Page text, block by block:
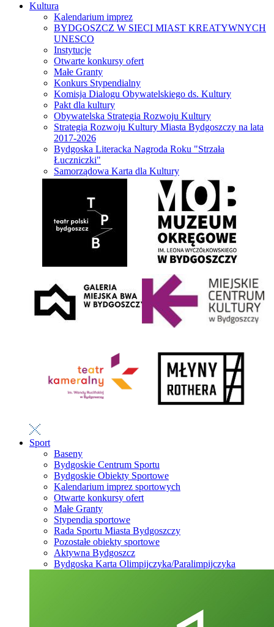
Kultura
Kalendarium imprez
BYDGOSZCZ W SIECI MIAST KREATYWNYCH
UNESCO
Instytucje
Otwarte konkursy ofert
Małe Granty
Konkurs Stypendialny
Komisja Dialogu Obywatelskiego ds. Kultury
Pakt dla kultury
Obywatelska Strategia Rozwoju Kultury
Strategia Rozwoju Kultury Miasta Bydgoszczy na lata
2017-2026
Bydgoska Literacka Nagroda Roku "Strzała
Łuczniczki"
Samorządowa Karta dla Kultury
Sport
Baseny
Bydgoskie Centrum Sportu
Bydgoskie Obiekty Sportowe
Kalendarium imprez sportowych
Otwarte konkursy ofert
Małe Granty
Stypendia sportowe
Rada Sportu Miasta Bydgoszczy
Pozostałe obiekty sportowe
Aktywna Bydgoszcz
Bydgoska Karta Olimpijczyka/Paralimpijczyka